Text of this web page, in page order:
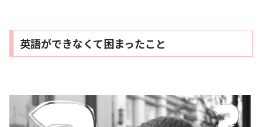
英語ができなくて困まったこと